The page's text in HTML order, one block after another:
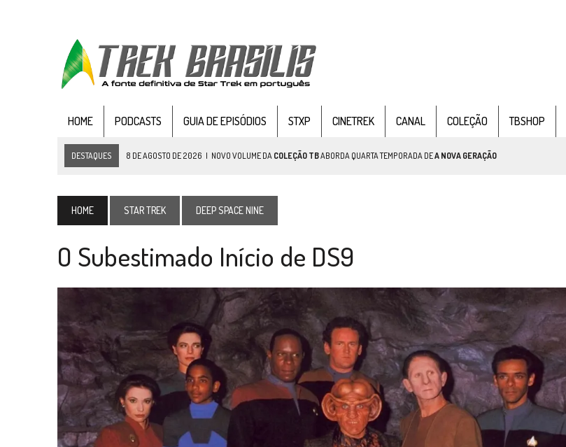
HOME PODCASTS GUIA DE EPISÓDIOS STXP CINETREK CANAL COLEÇÃO TBSHOP
DESTAQUES 8 DE AGOSTO DE 2026 | NOVO VOLUME DA COLEÇÃO TBABORDA QUARTA TEMPORADA DEA NOVA GERAÇÃO
6 DE AGOSTO DE 2026 | NOVA TEMPORADA DETHE CENTER SEAT
5 DE AGOSTO DE 2026 | BALDE DO ODO #122 CHILDREN OF TIME
VEJA FOTOS DO TERCEIRO EPISÓDIO DA 4ª TEMPORADA DE STRANGE NEW WORDS
PARAMOUNT E CBS DERRUBAM NOVO VÍDEO DO FILME DE FÃS AXANAR HORAS APÓS ESTREIA
2 DE AGOSTO DE 2026 TB AO VIVO | STAR TREK: STRANGE NEW WORLDS – “THE GRIFFIN INCIDENT” (4×02)
9 DE AGOSTO DE 2026 CARIOCA TREKKER CELEBRA 60 ANOS DE STAR TREK NO PLANETÁRIO DO RIO
HOME STAR TREK DEEP SPACE NINE
O Subestimado Início de DS9